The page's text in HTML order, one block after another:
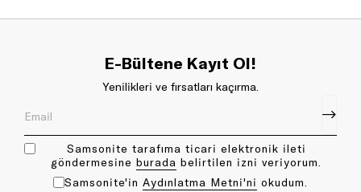
E-Bültene Kayıt Ol!
Yenilikleri ve fırsatları kaçırma.
Samsonite tarafıma ticari elektronik ileti
göndermesine bu rada belirtilen izni veriyorum.
Samsonite'in Aydınlatma Metni'ni okudum.